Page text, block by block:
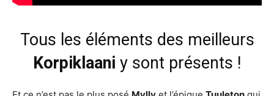
Tous les éléments des meilleurs
Korpiklaani y sont présents !